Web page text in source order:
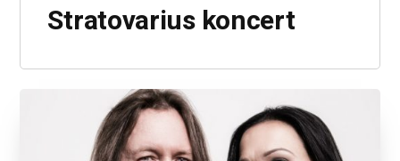
Stratovarius koncert